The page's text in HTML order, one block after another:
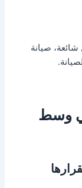
صيانة
وسط